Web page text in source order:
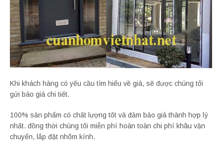
Khi khách hàng có yếu cầu tìm hiểu về giá, sẽ được chúng tôi
gửi báo giá chi tiết.
100% sản phẩm có chất lượng tốt và đảm bảo giá thành hợp lý
nhất. đồng thời chúng tôi miễn phí hoàn toàn chi phí khâu vận
chuyển, lắp đặt nhôm kính.